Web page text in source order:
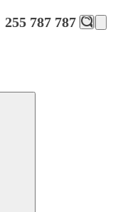
255 787 787